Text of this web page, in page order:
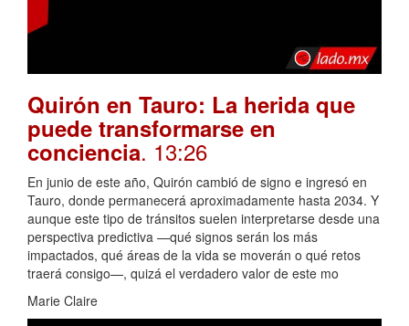
Quirón en Tauro: La herida que
puede transformarse en
conciencia. 13:26
En junio de este año, Quirón cambió de signo e ingresó en
Tauro, donde permanecerá aproximadamente hasta 2034. Y
aunque este tipo de tránsitos suelen interpretarse desde una
perspectiva predictiva —qué signos serán los más
impactados, qué áreas de la vida se moverán o qué retos
traerá consigo—, quizá el verdadero valor de este mo
Marie Claire